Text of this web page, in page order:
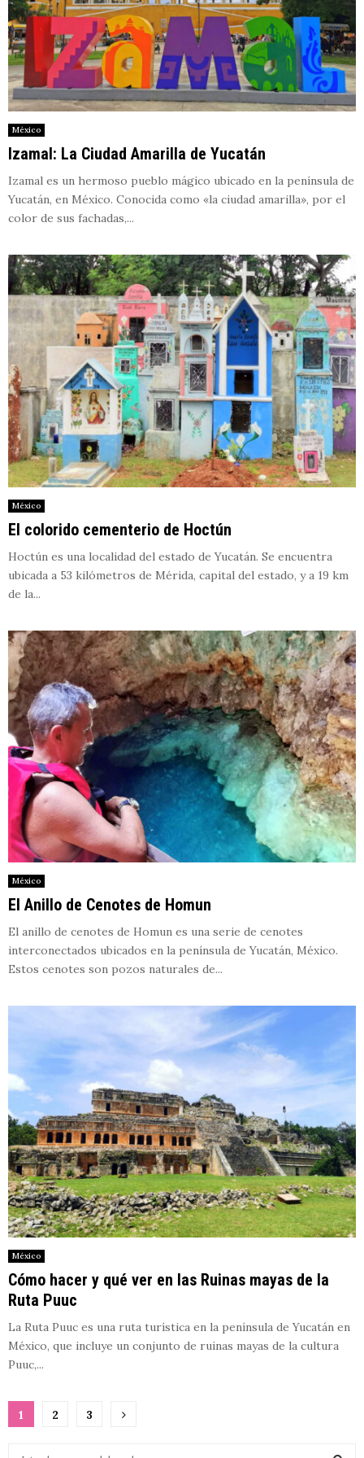
México
Izamal: La Ciudad Amarilla de Yucatán
Izamal es un hermoso pueblo mágico ubicado en la península de
Yucatán, en México. Conocida como «la ciudad amarilla», por el
color de sus fachadas,...
México
El colorido cementerio de Hoctún
Hoctún es una localidad del estado de Yucatán. Se encuentra
ubicada a 53 kilómetros de Mérida, capital del estado, y a 19 km
de la...
México
El Anillo de Cenotes de Homun
El anillo de cenotes de Homun es una serie de cenotes
interconectados ubicados en la península de Yucatán, México.
Estos cenotes son pozos naturales de...
México
Cómo hacer y qué ver en las Ruinas mayas de la
Ruta Puuc
La Ruta Puuc es una ruta turística en la península de Yucatán en
México, que incluye un conjunto de ruinas mayas de la cultura
Puuc,...
Paginación
1 2 3